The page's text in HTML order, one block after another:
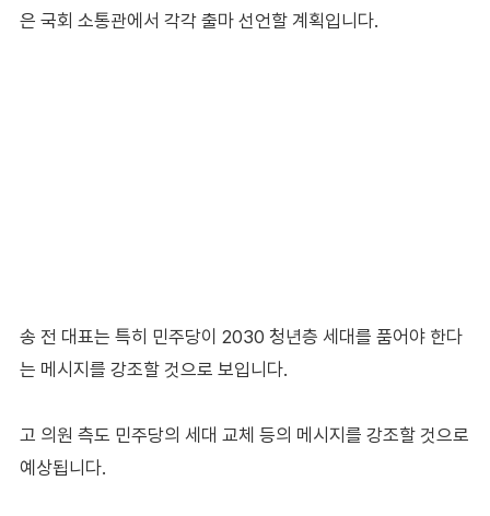
은 국회 소통관에서 각각 출마 선언할 계획입니다.
송 전 대표는 특히 민주당이 2030 청년층 세대를 품어야 한다
는 메시지를 강조할 것으로 보입니다.
고 의원 측도 민주당의 세대 교체 등의 메시지를 강조할 것으로
예상됩니다.